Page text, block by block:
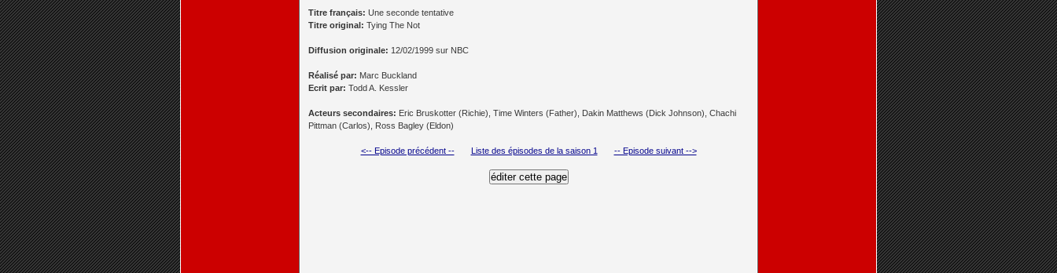
Titre français: Une seconde tentative
Titre original: Tying The Not
Diffusion originale: 12/02/1999 sur NBC
Réalisé par: Marc Buckland
Ecrit par: Todd A. Kessler
Acteurs secondaires: Eric Bruskotter (Richie), Time Winters (Father), Dakin Matthews (Dick Johnson), Chachi
Pittman (Carlos), Ross Bagley (Eldon)
<-- Episode précédent -- Liste des épisodes de la saison 1 -- Episode suivant -->